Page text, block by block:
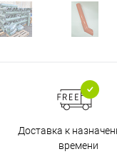
Доставка к
времени